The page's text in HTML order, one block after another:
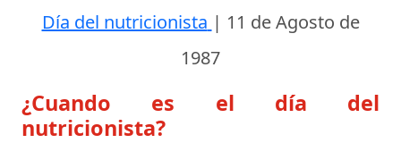
Día del nutricionista | 11 de Agosto de
1987
¿Cuando es el día del
nutricionista?